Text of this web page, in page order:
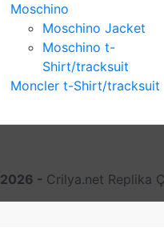
Moschino
Moschino Jacket
Moschino t-
Shirt/tracksuit
Moncler t-Shirt/tracksuit
2026 - Crilya.net Replika